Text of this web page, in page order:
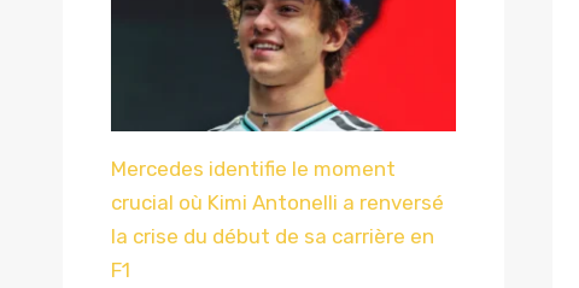
Mercedes identifie le moment
crucial où Kimi Antonelli a renversé
la crise du début de sa carrière en
F1